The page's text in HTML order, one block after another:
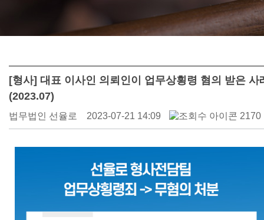
[형사] 대표 이사인 의뢰인이 업무상횡령 혐의 받은 사
(2023.07)
법무법인 선율로 2023-07-21 14:09 2170